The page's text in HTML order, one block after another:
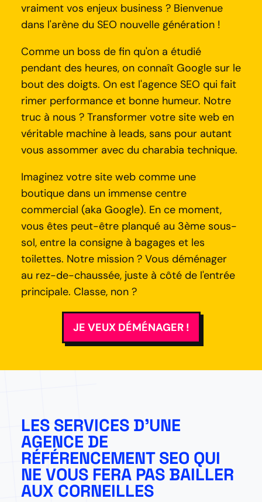
vraiment vos enjeux business ? Bienvenue
dans l'arène du SEO nouvelle génération !
Comme un boss de fin qu'on a étudié
pendant des heures, on connaît Google sur le
bout des doigts. On est l'agence SEO qui fait
rimer performance et bonne humeur. Notre
truc à nous ? Transformer votre site web en
véritable machine à leads, sans pour autant
vous assommer avec du charabia technique.
Imaginez votre site web comme une
boutique dans un immense centre
commercial (aka Google). En ce moment,
vous êtes peut-être planqué au 3ème sous-
sol, entre la consigne à bagages et les
toilettes. Notre mission ? Vous déménager
au rez-de-chaussée, juste à côté de l'entrée
principale. Classe, non ?
JE VEUX DÉMÉNAGER !
LES SERVICES D'UNE
AGENCE DE
RÉFÉRENCEMENT SEO QUI
NE VOUS FERA PAS BAILLER
AUX CORNEILLES